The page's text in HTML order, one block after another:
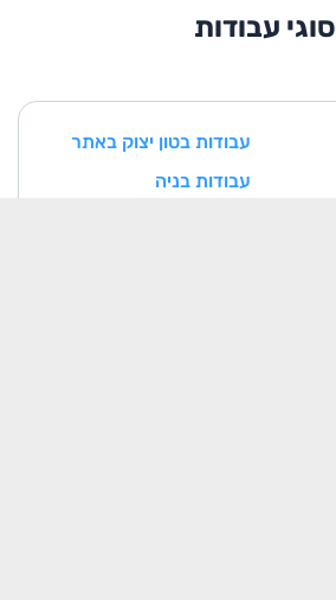
סוגי עבודות
עבודות בטון יצוק באתר
עבודות בניה